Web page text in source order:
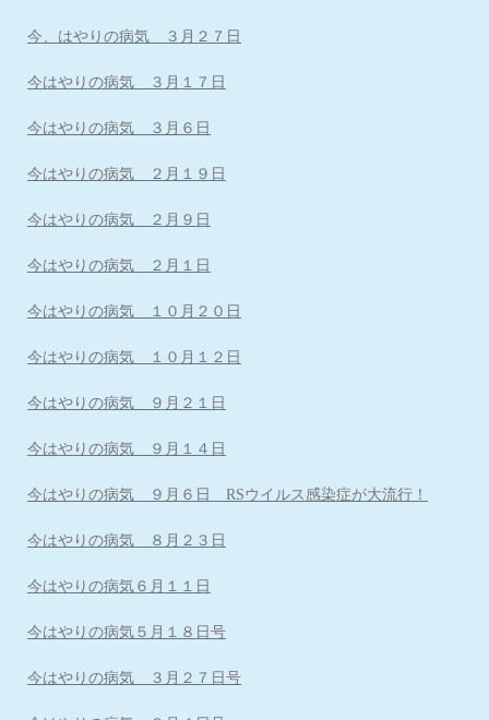
今、はやりの病気 ３月２７日
今はやりの病気 ３月１７日
今はやりの病気 ３月６日
今はやりの病気 ２月１９日
今はやりの病気 ２月９日
今はやりの病気 ２月１日
今はやりの病気 １０月２０日
今はやりの病気 １０月１２日
今はやりの病気 ９月２１日
今はやりの病気 ９月１４日
今はやりの病気 ９月６日 RSウイルス感染症が大流行！
今はやりの病気 ８月２３日
今はやりの病気６月１１日
今はやりの病気５月１８日号
今はやりの病気 ３月２７日号